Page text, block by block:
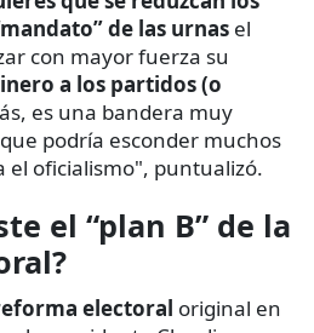
de las urnas el
con mayor fuerza su
a los partidos (o
es una bandera muy
podría esconder muchos
el oficialismo", puntualizó.
el “plan B” de la
electoral original en